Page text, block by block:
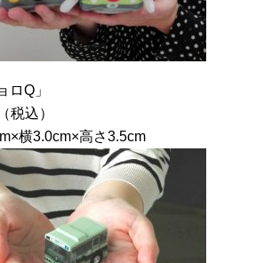
ロQ」
税込）
横3.0cm×高さ3.5cm